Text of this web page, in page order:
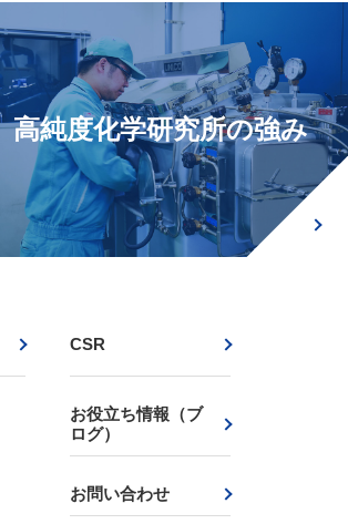
高純度化学研究所の強み
CSR
お役立ち情報（ブ
ログ）
お問い合わせ